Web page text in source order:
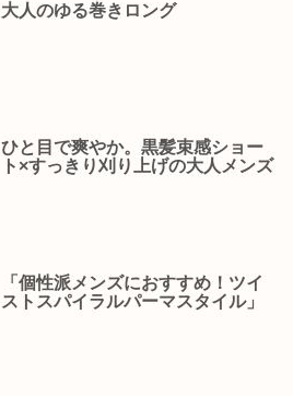
大人のゆる巻きロング
ひと目で爽やか。黒髪束感ショー
ト×すっきり刈り上げの大人メンズ
「個性派メンズにおすすめ！ツイ
ストスパイラルパーマスタイル」